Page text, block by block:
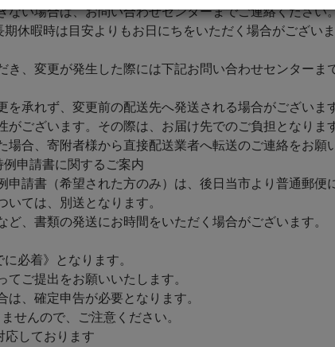
い場合は、お問い合わせセンターまでご連絡ください
休暇時は目安よりもお日にちをいただく場合がございま
き、変更が発生した際には下記お問い合わせセンターま
を承れず、変更前の配送先へ発送される場合がございま
ございます。その際は、お届け先でのご負担となりま
合、寄附者様から直接配送業者へ転送のご連絡をお願
申請書に関するご案内
請書（希望された方のみ）は、後日当市より普通郵便
ては、別送となります。
、書類の発送にお時間をいただく場合がございます。
必着》となります。
ご提出をお願いいたします。
、確定申告が必要となります。
せんので、ご注意ください。
しております